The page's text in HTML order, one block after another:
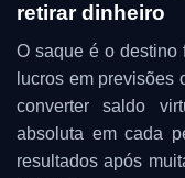
retirar dinheiro
O saque é o destino
lucros em previsões
converter saldo
absoluta em cada
resultados após